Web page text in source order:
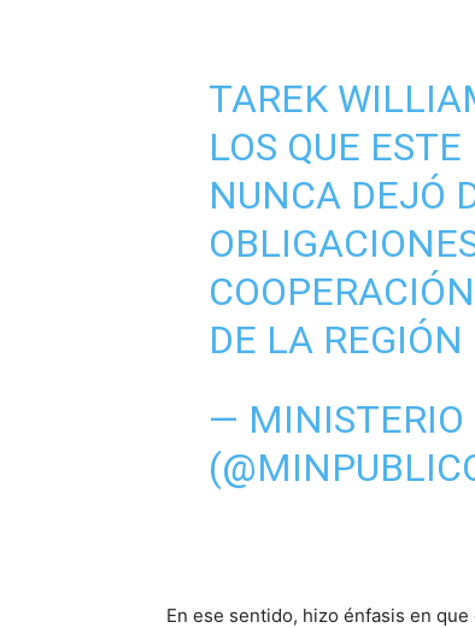
TAREK
LOS QUE
NUNCA DEJÓ
DE LA REGIÓN
— MINISTERIO
En ese sentido, hizo énfasis en